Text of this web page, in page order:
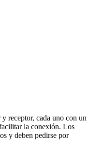
receptor, cada uno con un
la conexión. Los
y deben pedirse por